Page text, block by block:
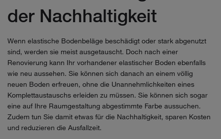
der Nachhaltigkeit
Wenn elastische Bodenbeläge beschädigt oder stark abgenutzt
sind, werden sie meist ausgetauscht. Doch nach einer
Renovierung kann Ihr vorhandener elastischer Boden ebenfalls
wie neu aussehen. Sie können sich danach an einem völlig
neuen Boden erfreuen, ohne die Unannehmlichkeiten eines
Komplettaustauschs erleiden zu müssen. Sie können sich sogar
eine auf Ihre Raumgestaltung abgestimmte Farbe aussuchen.
Zudem tun Sie damit etwas für die Nachhaltigkeit, sparen Kosten
und reduzieren die Ausfallzeit.